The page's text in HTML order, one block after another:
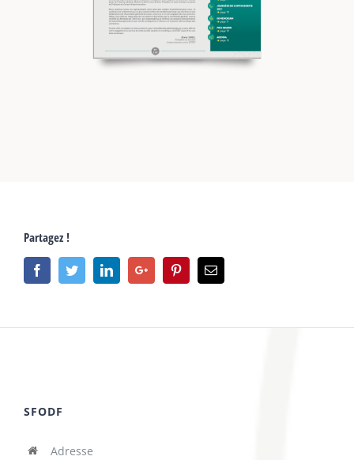
Partagez !
FacebookTwitterLinkedinGoogle+ PinterestEmail
SFODF
Adresse